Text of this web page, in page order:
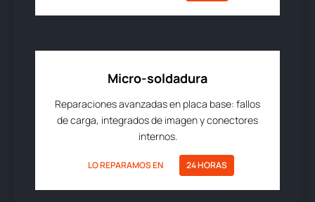
Micro-soldadura
Reparaciones avanzadas en placa base: fallos
de carga, integrados de imagen y conectores
internos.
LO REPARAMOS EN 24 HORAS